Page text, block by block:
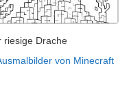
riesige Drache
von Minecraft